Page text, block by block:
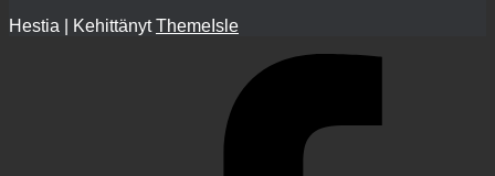
Hestia | KehittänytThemeIsle